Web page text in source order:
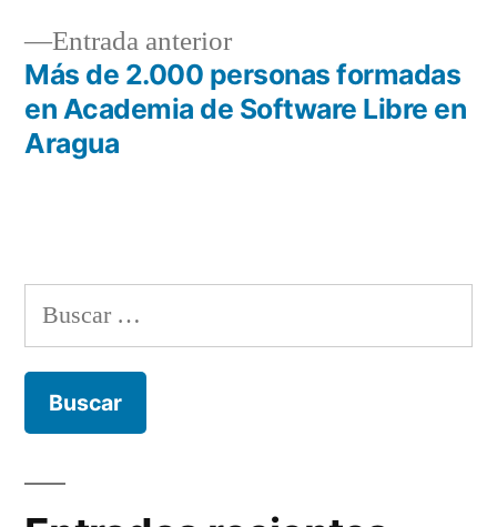
entradas
Entrada anteriorEntrada
anterior:
Más de 2.000 personas formadas
en Academia de Software Libre en
Aragua
Buscar: